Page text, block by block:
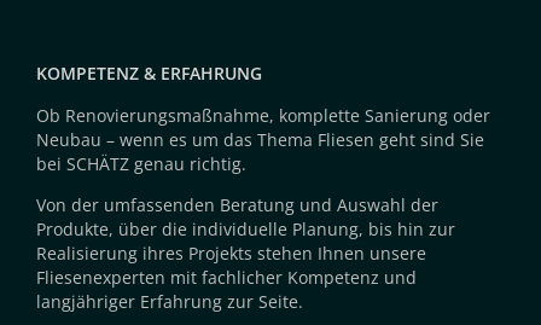
KOMPETENZ & ERFAHRUNG
Ob Renovierungsmaßnahme, komplette Sanierung oder
Neubau – wenn es um das Thema Fliesen geht sind Sie
bei SCHÄTZ genau richtig.
Von der umfassenden Beratung und Auswahl der
Produkte, über die individuelle Planung, bis hin zur
Realisierung ihres Projekts stehen Ihnen unsere
Fliesenexperten mit fachlicher Kompetenz und
langjähriger Erfahrung zur Seite.